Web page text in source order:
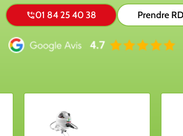
01 84 25 40 38 Prendre